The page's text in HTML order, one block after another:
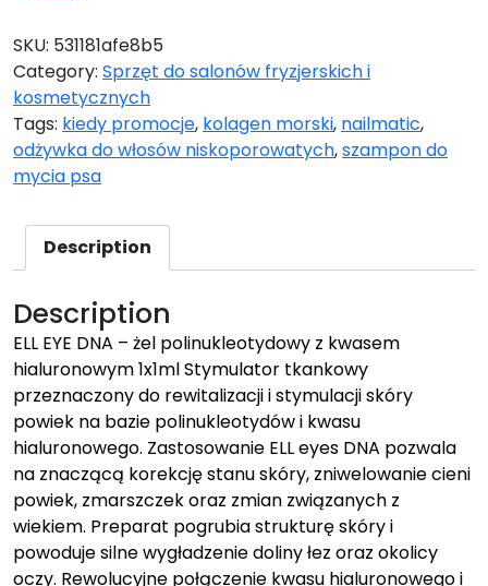
SKU: 531181afe8b5
Category: Sprzęt do salonów fryzjerskich i
kosmetycznych
Tags: kiedy promocje, kolagen morski, nailmatic,
odżywka do włosów niskoporowatych,szampon do
mycia psa
Description
Description
ELL EYE DNA – żel polinukleotydowy z kwasem
hialuronowym 1x1ml Stymulator tkankowy
przeznaczony do rewitalizacji i stymulacji skóry
powiek na bazie polinukleotydów i kwasu
hialuronowego. Zastosowanie ELL eyes DNA pozwala
na znaczącą korekcję stanu skóry, zniwelowanie cieni
powiek, zmarszczek oraz zmian związanych z
wiekiem. Preparat pogrubia strukturę skóry i
powoduje silne wygładzenie doliny łez oraz okolicy
oczy. Rewolucyjne połączenie kwasu hialuronowego i